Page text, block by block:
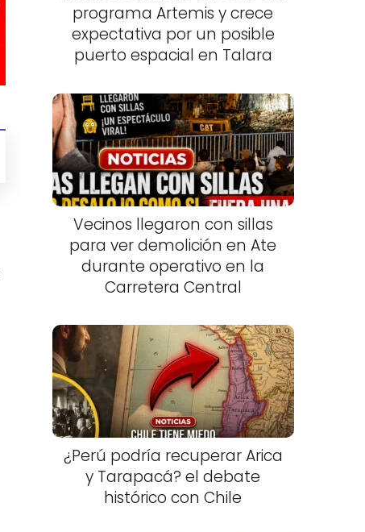
programa Artemis y crece
expectativa por un posible
puerto espacial en Talara
Vecinos llegaron con sillas
para ver demolición en Ate
durante operativo en la
Carretera Central
¿Perú podría recuperar Arica
y Tarapacá? el debate
histórico con Chile